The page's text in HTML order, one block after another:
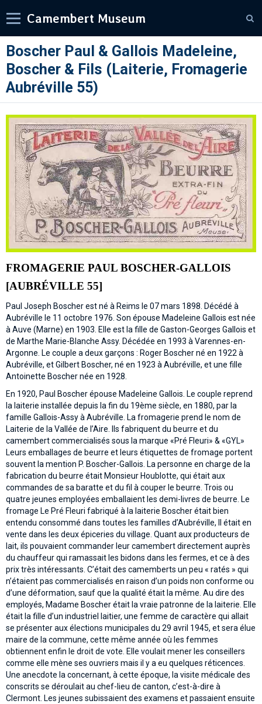
Camembert Museum
Boscher Paul & Gallois Madeleine,
Boscher & Fils (Laiterie, Fromagerie
Aubréville 55)
FROMAGERIE PAUL BOSCHER-GALLOIS
[AUBRÉVILLE 55]
Paul Joseph Boscher est né à Reims le 07 mars 1898. Décédé à
Aubréville le 11 octobre 1976. Son épouse Madeleine Gallois est née
à Auve (Marne) en 1903. Elle est la fille de Gaston-Georges Gallois et
de Marthe Marie-Blanche Assy. Décédée en 1993 à Varennes-en-
Argonne. Le couple a deux garçons : Roger Boscher né en 1922 à
Aubréville, et Gilbert Boscher, né en 1923 à Aubréville, et une fille
Antoinette Boscher née en 1928.
En 1920, Paul Boscher épouse Madeleine Gallois. Le couple reprend
la laiterie installée depuis la fin du 19ème siècle, en 1880, par la
famille Gallois-Assy à Aubréville. La fromagerie prend le nom de
Laiterie de la Vallée de l’Aire. Ils fabriquent du beurre et du
camembert commercialisés sous la marque «Pré Fleuri» & «GYL»
Leurs emballages de beurre et leurs étiquettes de fromage portent
souvent la mention P. Boscher-Gallois. La personne en charge de la
fabrication du beurre était Monsieur Houblotte, qui était aux
commandes de sa baratte et du fil à couper le beurre. Trois ou
quatre jeunes employées emballaient les demi-livres de beurre. Le
fromage Le Pré Fleuri fabriqué à la laiterie Boscher était bien
entendu consommé dans toutes les familles d’Aubréville, Il était en
vente dans les deux épiceries du village. Quant aux producteurs de
lait, ils pouvaient commander leur camembert directement auprès
du chauffeur qui ramassait les bidons dans les fermes, et ce à des
prix très intéressants. C’était des camemberts un peu « ratés » qui
n’étaient pas commercialisés en raison d’un poids non conforme ou
d’une déformation, sauf que la qualité était la même. Au dire des
employés, Madame Boscher était la vraie patronne de la laiterie. Elle
était la fille d’un industriel laitier, une femme de caractère qui allait
se présenter aux élections municipales du 29 avril 1945, et sera élue
maire de la commune, cette même année où les femmes
obtiennent enfin le droit de vote. Elle voulait mener les conseillers
comme elle mène ses ouvriers mais il y a eu quelques réticences.
Une anecdote la concernant, à cette époque, la visite médicale des
conscrits se déroulait au chef-lieu de canton, c’est-à-dire à
Clermont. Les jeunes subissaient des examens et passaient ensuite